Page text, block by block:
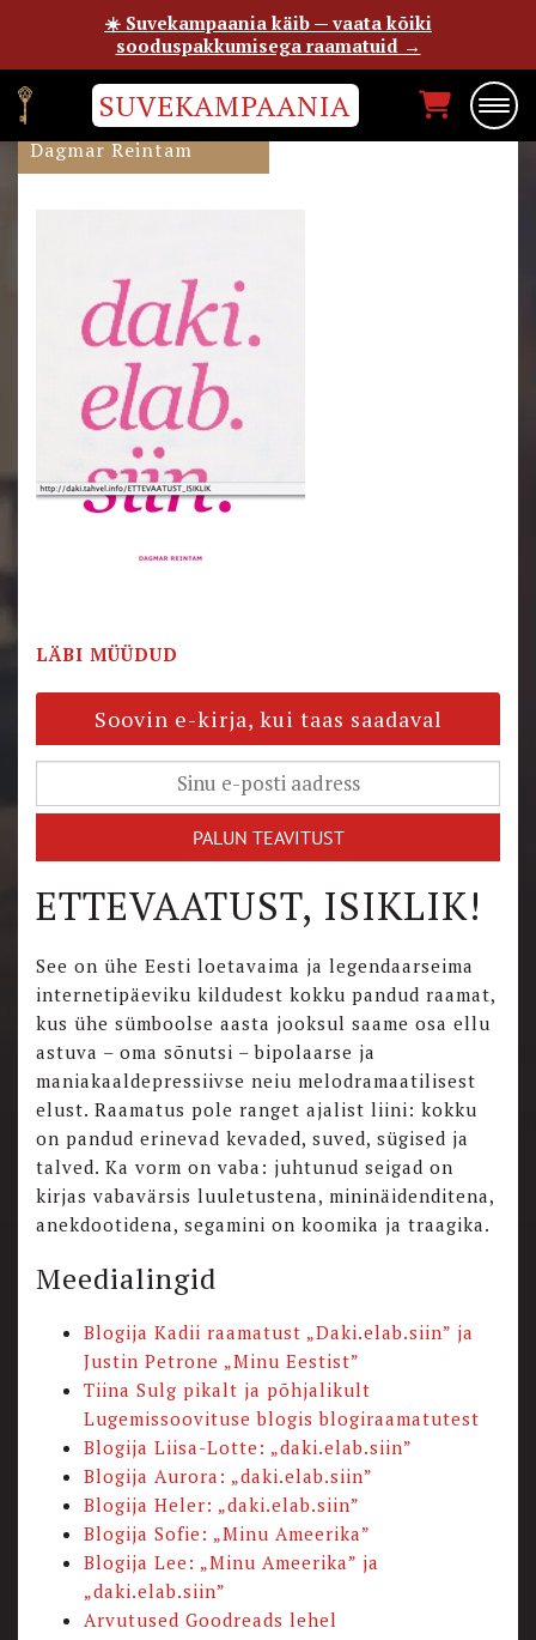
SUVEKAMPAANIA
DAKI.ELAB.SIIN
Dagmar Reintam
LÄBI MÜÜDUD
Soovin e-kirja, kui taas saadaval
ETTEVAATUST, ISIKLIK!
See on ühe Eesti loetavaima ja legendaarseima
internetipäeviku kildudest kokku pandud raamat,
kus ühe sümboolse aasta jooksul saame osa ellu
astuva – oma sõnutsi – bipolaarse ja
maniakaaldepressiivse neiu melodramaatilisest
elust. Raamatus pole ranget ajalist liini: kokku
on pandud erinevad kevaded, suved, sügised ja
talved. Ka vorm on vaba: juhtunud seigad on
kirjas vabavärsis luuletustena, mininäidenditena,
anekdootidena, segamini on koomika ja traagika.
Meedialingid
Blogija Kadii raamatust „Daki.elab.siin” ja
Justin Petrone „Minu Eestist”
Tiina Sulg pikalt ja põhjalikult
Lugemissoovituse blogis blogiraamatutest
Blogija Liisa-Lotte: „daki.elab.siin”
Blogija Aurora: „daki.elab.siin”
Blogija Heler: „daki.elab.siin”
Blogija Sofie: „Minu Ameerika”
Blogija Lee: „Minu Ameerika” ja
„daki.elab.siin”
Arvutused Goodreads lehel
☀️ Suvekampaania käib — vaata kõiki
sooduspakkumisega raamatuid →